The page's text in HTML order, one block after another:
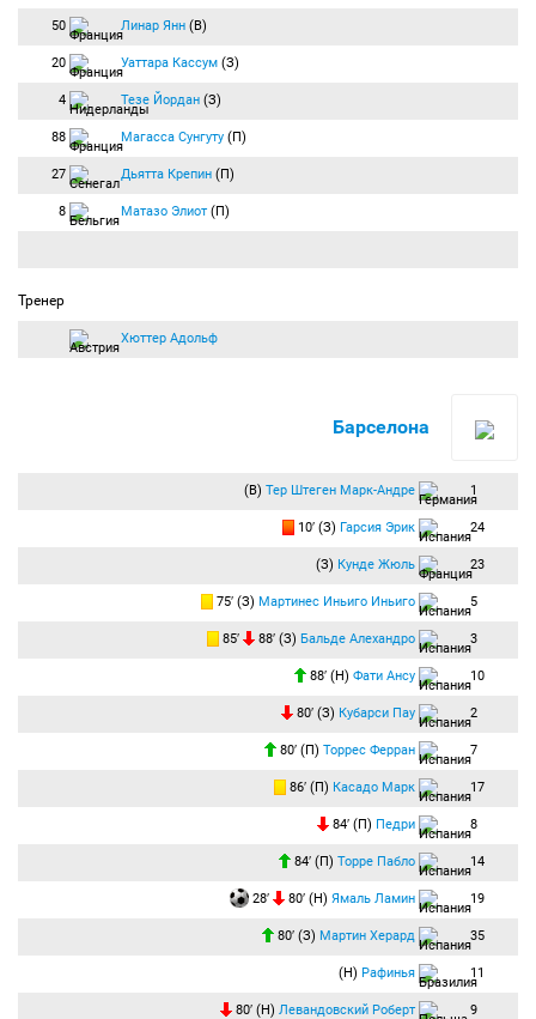
50 Линар Янн (В)
20 Уаттара Кассум (З)
4 Тезе Йордан (З)
88 Магасса Сунгуту (П)
27 Дьятта Крепин (П)
8 Матазо Элиот (П)
Тренер
Хюттер Адольф
Барселона
(В) Тер Штеген Марк-Андре 1
10′ (З) Гарсия Эрик 24
(З) Кунде Жюль 23
75′ (З) Мартинес Иньиго Иньиго 5
85′ 88′ (З) Бальде Алехандро 3
88′ (Н) Фати Ансу 10
80′ (З) Кубарси Пау 2
80′ (П) Торрес Ферран 7
86′ (П) Касадо Марк 17
84′ (П) Педри 8
84′ (П) Торре Пабло 14
28′ 80′ (Н) Ямаль Ламин 19
80′ (З) Мартин Херард 35
(Н) Рафинья 11
80′ (Н) Левандовский Роберт 9